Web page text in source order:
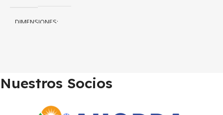
DIMENSIONES
Nuestros Socios